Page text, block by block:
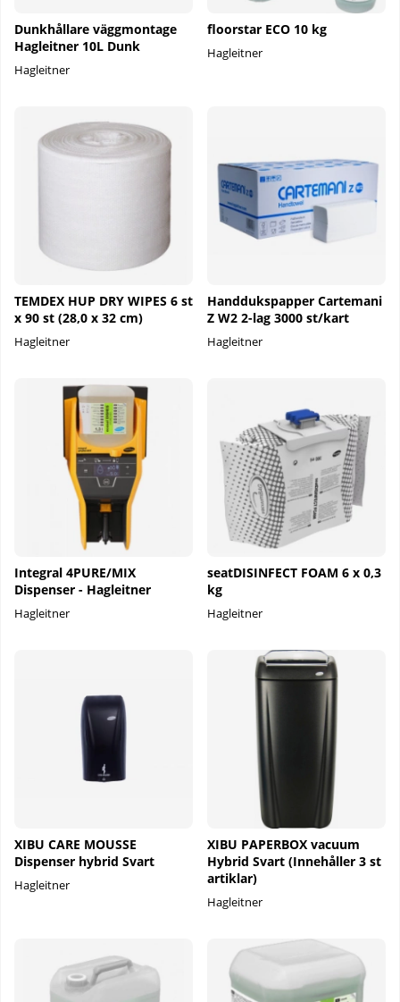
Dunkhållare väggmontage
Hagleitner 10L Dunk
Hagleitner
floorstar ECO 10 kg
Hagleitner
TEMDEX HUP DRY WIPES 6 st
x 90 st (28,0 x 32 cm)
Hagleitner
Handdukspapper Cartemani
Z W2 2-lag 3000 st/kart
Hagleitner
Integral 4PURE/MIX
Dispenser - Hagleitner
Hagleitner
seatDISINFECT FOAM 6 x 0,3
kg
Hagleitner
XIBU CARE MOUSSE
Dispenser hybrid Svart
Hagleitner
XIBU PAPERBOX vacuum
Hybrid Svart (Innehåller 3 st
artiklar)
Hagleitner